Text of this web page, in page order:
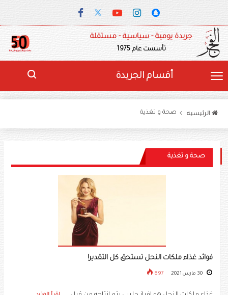
جريدة يومية - سياسية - مستقلة
تأسست عام 1975
أقسام الجريدة
الرئيسيه صحة و تغذية
صحة و تغذية
فوائد غذاء ملكات النحل تستحق كل التقدير‎!‎
897